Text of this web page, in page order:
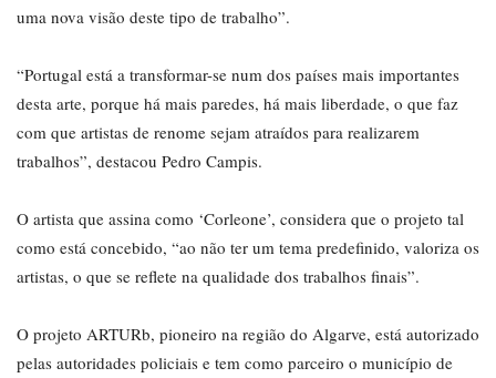
uma nova visão deste tipo de trabalho”.
“Portugal está a transformar-se num dos países mais importantes
desta arte, porque há mais paredes, há mais liberdade, o que faz
com que artistas de renome sejam atraídos para realizarem
trabalhos”, destacou Pedro Campis.
O artista que assina como ‘Corleone’, considera que o projeto tal
como está concebido, “ao não ter um tema predefinido, valoriza os
artistas, o que se reflete na qualidade dos trabalhos finais”.
O projeto ARTURb, pioneiro na região do Algarve, está autorizado
pelas autoridades policiais e tem como parceiro o município de